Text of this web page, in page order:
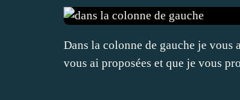
Dans la colonne de gauche je
vous ai proposées et que je vous